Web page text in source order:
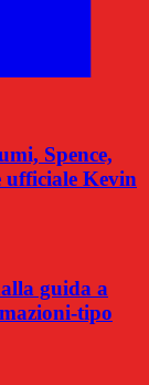
Spence,
ufficiale Kevin
guida a
tipo